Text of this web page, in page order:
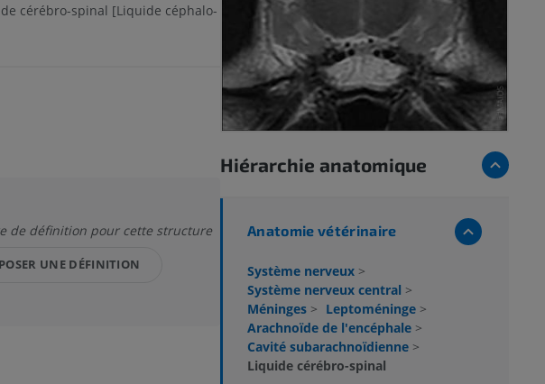
cérébro-spinal [Liquide céphalo-
de définition pour cette structure
UNE DÉFINITION
Hiérarchie anatomique
Anatomie vétérinaire
Système nerveux >
Système nerveux central >
Méninges > Leptoméninge >
Arachnoïde de l'encéphale >
Cavité subarachnoïdienne >
Liquide cérébro-spinal